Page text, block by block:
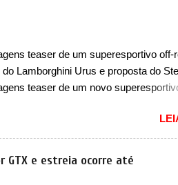
lançamento ainda neste ano de
aconteceu no primeiro semestre.
quadrados e compactos, com luzes
teaser de um superesportivo off-
Lamborghini Urus e proposta do
teaser de um novo superesportivo
como outros esportivos recentemente
o... Lamborghini Huracán Sterrato. E
do Dune. Baseado no
similar ao que a marca
GTX e estreia ocorre até